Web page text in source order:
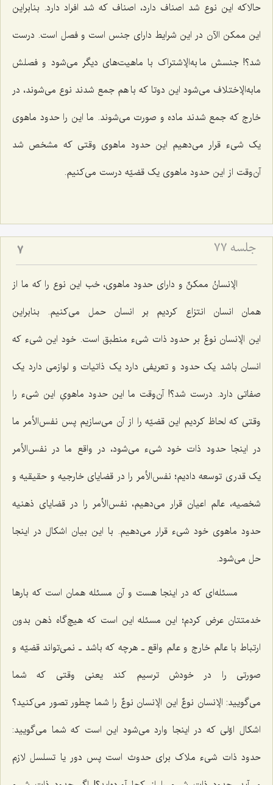
حالاکه این نوع شد اصناف دارد، اصناف که شد افراد دارد. بنابراین
این ممکن الآن در این شرایط دارای جنس است و فصل است. درست
شد؟! جنسش ما به‌الإشتراک با ماهیت‌های دیگر می‌شود و فصلش
مابه‌الإختلاف می‌شود این دوتا که با هم جمع شدند نوع می‌شوند، در
خارج که جمع شدند ماده و صورت می‌شوند. ما این را حدود ماهوی
یک شیء قرار می‌دهیم این حدود ماهوی وقتی که مشخص شد
آن‌وقت از این حدود ماهوی یک قضیّه درست می‌کنیم.
جلسه ۷۷ 7
الإنسانُ ممکنٌ و دارای حدود ماهوی، خب این نوع را که ما از
همان انسان انتزاع کردیم بر انسان حمل می‌کنیم. بنابراین
این الإنسان نوعٌ بر حدود ذات شیء منطبق است. خود این شیء که
انسان باشد یک حدود و تعریفی دارد یک ذاتیات و لوازمی دارد یک
صفاتی دارد. درست شد؟! آن‌وقت ما این حدود ماهویِ این شیء را
وقتی که لحاظ کردیم این قضیّه را از آن می‌سازیم پس نفس‌الأمر ما
در اینجا حدود ذات خود شیء می‌شود، در واقع ما در نفس‌الأمر
یک قدری توسعه دادیم؛ نفس‌الأمر را در قضایای خارجیه و حقیقیه و
شخصیه، عالم اعیان قرار می‌دهیم، نفس‌الأمر را در قضایای ذهنیه
حدود ماهوی خود شیء قرار می‌دهیم. با این بیان اشکال در اینجا
حل می‌شود.
مسئله‌ای که در اینجا هست و آن مسئله همان است که بارها
خدمتتان عرض کردم؛ این مسئله این است که هیچ‌گاه ذهن بدون
ارتباط با عالم خارج و عالم واقع ـ هرچه که باشد ـ نمی‌تواند قضیّه و
صورتی را در خودش ترسیم کند یعنی وقتی که شما
می‌گویید: الإنسان نوعٌ این الإنسان نوعٌ را شما چطور تصور می‌کنید؟
اشکال اوّلی که در اینجا وارد می‌شود این است که شما می‌گویید:
حدود ذات شیء ملاک برای حدوث است پس دور یا تسلسل لازم